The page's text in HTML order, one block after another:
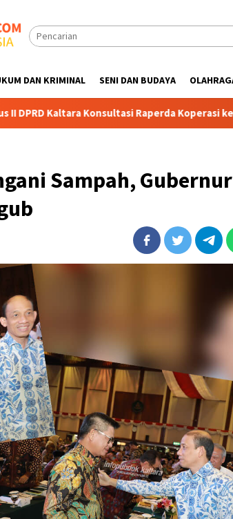
DAN KRIMINAL SENI DAN BUDAYA
Konsultasi Raperda Koperasi ke
Sampah, Gubernur